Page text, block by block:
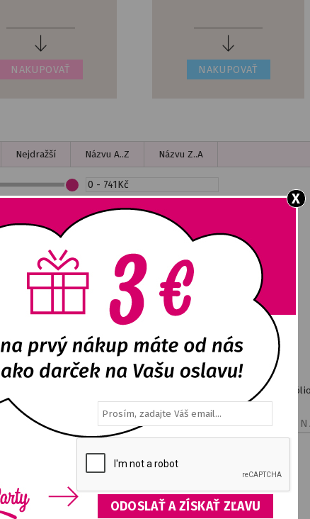
X
NAKUPOVAŤ NAKUPOVAŤ
Nejdražší Názvu A..Z Názvu Z..A
DETAIL
NA SKLADE